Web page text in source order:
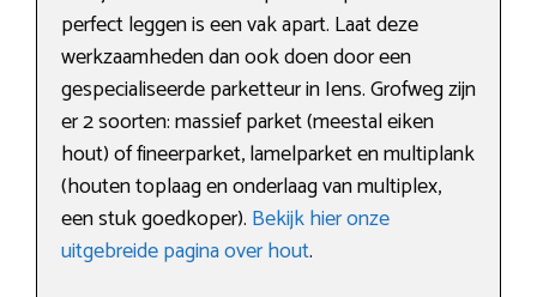
perfect leggen is een vak apart. Laat deze
werkzaamheden dan ook doen door een
gespecialiseerde parketteur in Iens. Grofweg zijn
er 2 soorten: massief parket (meestal eiken
hout) of fineerparket, lamelparket en multiplank
(houten toplaag en onderlaag van multiplex,
een stuk goedkoper). Bekijk hier onze
uitgebreide pagina over hout.